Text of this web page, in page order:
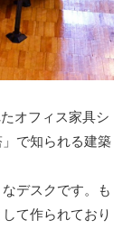
オフィス家具シ
で知られる建築
デスクです。も
て作られており